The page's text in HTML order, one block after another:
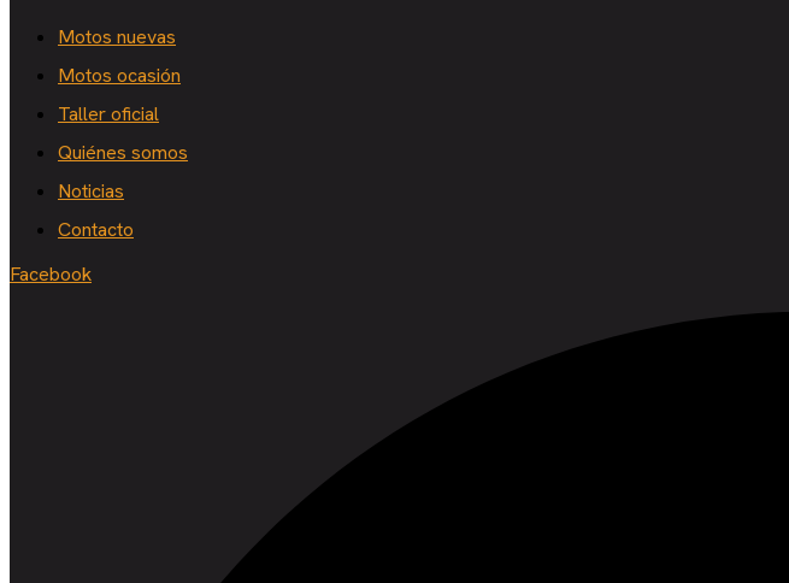
Motos nuevas
Motos ocasión
Taller oficial
Quiénes somos
Noticias
Contacto
Facebook